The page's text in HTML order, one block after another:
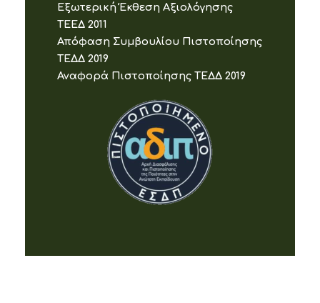
Εξωτερική Έκθεση Αξιολόγησης
ΤΕΕΔ 2011
Απόφαση Συμβουλίου Πιστοποίησης
ΤΕΔΔ 2019
Αναφορά Πιστοποίησης ΤΕΔΔ 2019